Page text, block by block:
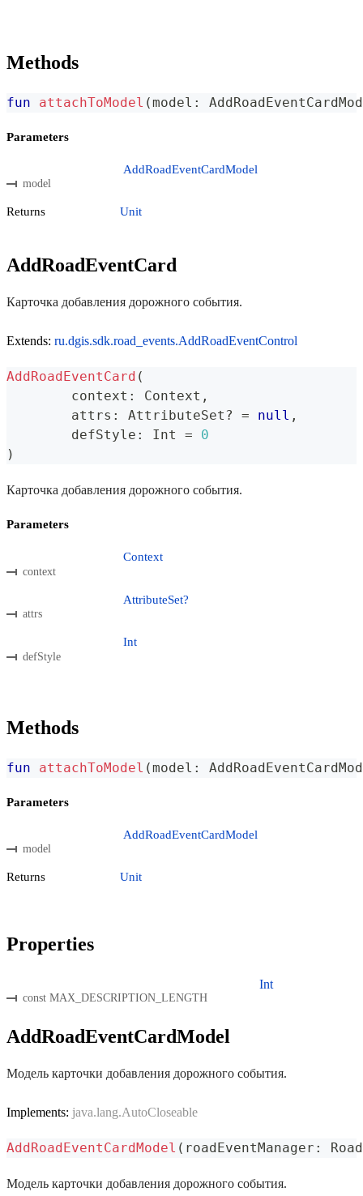
Methods
fun attachToModel (model :
Parameters
model
AddRoadEventCardModel
Returns Unit
AddRoadEventCard
Карточка добавления дорожного события.
Extends: ru.dgis.sdk.road_events.AddRoadEventControl
AddRoadEventCard (
	context
: Context ,
	attrs
: AttributeSet ? = null ,
	defStyle
: Int =
0
)
Карточка добавления дорожного события.
Parameters
context
Context
attrs
AttributeSet?
defStyle
Int
Methods
fun attachToModel (model :
Parameters
model
AddRoadEventCardModel
Returns Unit
Properties
const MAX_DESCRIPTION_LENGTH
Int
AddRoadEventCardModel
Модель карточки добавления дорожного события.
Implements: java.lang.AutoCloseable
AddRoadEventCardModel ( roadEventManager :
Модель карточки добавления дорожного события.